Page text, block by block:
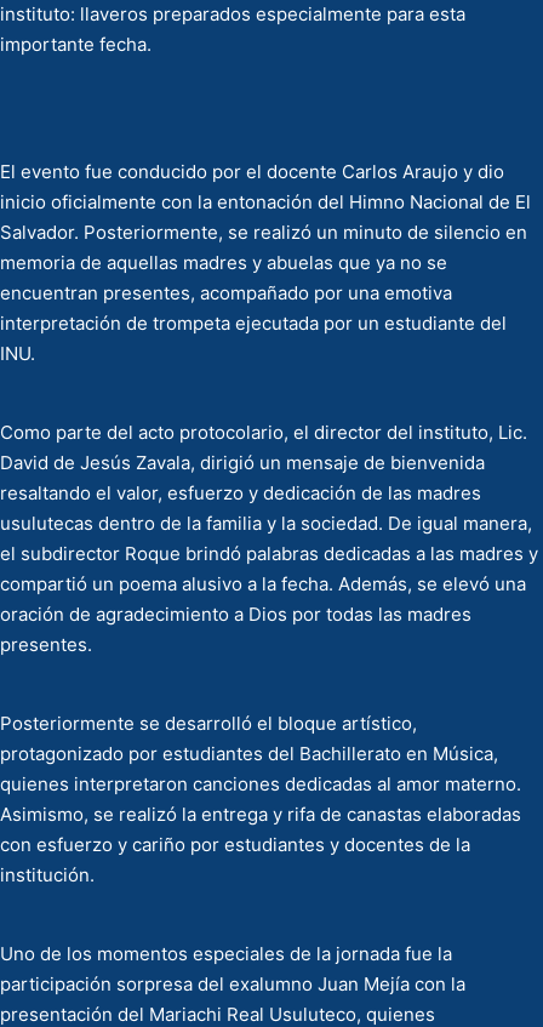
instituto: llaveros preparados especialmente para esta
importante fecha.
El evento fue conducido por el docente Carlos Araujo y dio
inicio oficialmente con la entonación del Himno Nacional de El
Salvador. Posteriormente, se realizó un minuto de silencio en
memoria de aquellas madres y abuelas que ya no se
encuentran presentes, acompañado por una emotiva
interpretación de trompeta ejecutada por un estudiante del
INU.
Como parte del acto protocolario, el director del instituto, Lic.
David de Jesús Zavala, dirigió un mensaje de bienvenida
resaltando el valor, esfuerzo y dedicación de las madres
usulutecas dentro de la familia y la sociedad. De igual manera,
el subdirector Roque brindó palabras dedicadas a las madres y
compartió un poema alusivo a la fecha. Además, se elevó una
oración de agradecimiento a Dios por todas las madres
presentes.
Posteriormente se desarrolló el bloque artístico,
protagonizado por estudiantes del Bachillerato en Música,
quienes interpretaron canciones dedicadas al amor materno.
Asimismo, se realizó la entrega y rifa de canastas elaboradas
con esfuerzo y cariño por estudiantes y docentes de la
institución.
Uno de los momentos especiales de la jornada fue la
participación sorpresa del exalumno Juan Mejía con la
presentación del Mariachi Real Usuluteco, quienes